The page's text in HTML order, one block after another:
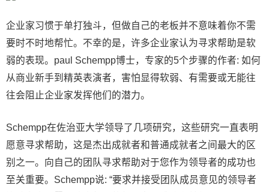
企业家习惯于单打独斗，但做自己的老板并不意味着你不需
要时不时地帮忙。不幸的是，许多企业家认为寻求帮助是软
弱的表现。paul Schempp博士，专家的5个步骤的作者: 如何
从商业新手到精英表演者，害怕显得软弱、有需要或无能往
往会阻止企业家发挥他们的潜力。
Schempp在佐治亚大学领导了几项研究，这些研究一直表明
愿意寻求帮助，这是杰出成就者和普通成就者之间最大的区
别之一。向自己的团队寻求帮助对于您作为领导者的成功也
至关重要。Schempp说: “要求并接受团队成员意见的领导者